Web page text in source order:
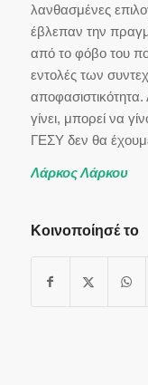
λανθασμένες
έβλεπαν την
από το φόβο του
εντολές των
γίνει, μπορεί να
ΓΕΣΥ δεν θα
Λάρκος Λάρκου
Κοινοποίησέ το